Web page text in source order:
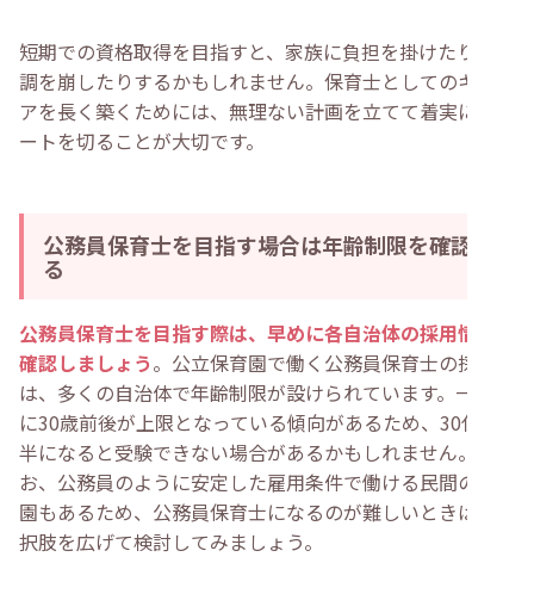
短期での資格取得を目指すと、家族に負担を掛けたり、体
調を崩したりするかもしれません。保育士としてのキャリ
アを長く築くためには、無理ない計画を立てて着実にスタ
ートを切ることが大切です。
公務員保育士を目指す場合は年齢制限を確認す
る
公務員保育士を目指す際は、早めに各自治体の採用情報を
確認しましょう。公立保育園で働く公務員保育士の採用
は、多くの自治体で年齢制限が設けられています。一般的
に30歳前後が上限となっている傾向があるため、30代後
半になると受験できない場合があるかもしれません。な
お、公務員のように安定した雇用条件で働ける民間の保育
園もあるため、公務員保育士になるのが難しいときは、選
択肢を広げて検討してみましょう。